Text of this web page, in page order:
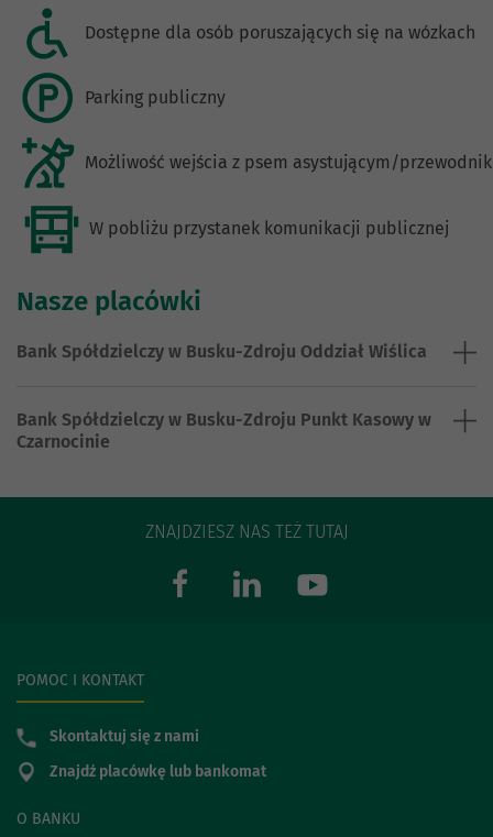
Dostępne dla osób poruszających się na wózkach
Parking publiczny
Możliwość wejścia z psem asystującym/
W pobliżu przystanek komunikacji publicznej
Nasze placówki
Bank Spółdzielczy w Busku-Zdroju Oddział Wiślica
Bank Spółdzielczy w Busku-Zdroju Punkt Kasowy w
Czarnocinie
ZNAJDZIESZ NAS TEŻ TUTAJ
O BANKU
POMOC I KONTAKT
Skontaktuj się z nami
Znajdź placówkę lub bankomat